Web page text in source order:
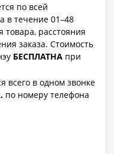
по всей
в течение 01–48
товара, расстояния
заказа. Стоимость
БЕСПЛАТНА при
всего в одном звонке
по номеру телефона